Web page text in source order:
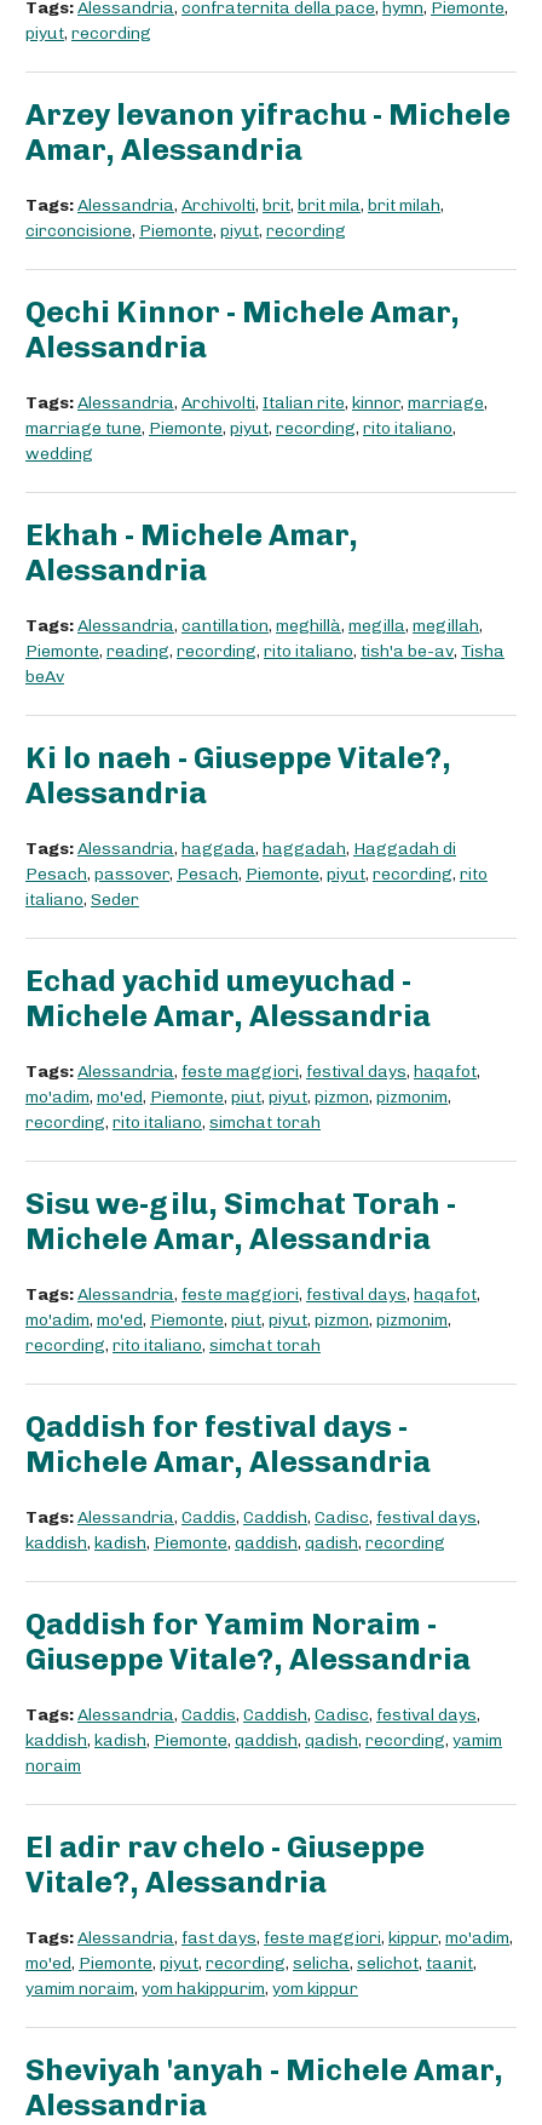
Tags:Alessandria, confraternita della pace, hymn, Piemonte,
piyut, recording
Arzey levanon yifrachu - Michele
Amar, Alessandria
Tags:Alessandria, Archivolti, brit, brit mila, brit milah,
circoncisione, Piemonte, piyut, recording
Qechi Kinnor - Michele Amar,
Alessandria
Tags:Alessandria, Archivolti, Italian rite, kinnor, marriage,
marriage tune, Piemonte, piyut, recording, rito italiano,
wedding
Ekhah - Michele Amar,
Alessandria
Tags:Alessandria, cantillation, meghillà, megilla, megillah,
Piemonte, reading, recording, rito italiano, tish'a be-av, Tisha
beAv
Ki lo naeh - Giuseppe Vitale?,
Alessandria
Tags:Alessandria, haggada, haggadah, Haggadah di
Pesach, passover, Pesach, Piemonte, piyut, recording, rito
italiano, Seder
Echad yachid umeyuchad -
Michele Amar, Alessandria
Tags:Alessandria, feste maggiori, festival days, haqafot,
mo'adim, mo'ed, Piemonte, piut, piyut, pizmon, pizmonim,
recording, rito italiano, simchat torah
Sisu we-gilu, Simchat Torah -
Michele Amar, Alessandria
Tags:Alessandria, feste maggiori, festival days, haqafot,
mo'adim, mo'ed, Piemonte, piut, piyut, pizmon, pizmonim,
recording, rito italiano, simchat torah
Qaddish for festival days -
Michele Amar, Alessandria
Tags:Alessandria, Caddis, Caddish, Cadisc, festival days,
kaddish, kadish, Piemonte, qaddish, qadish, recording
Qaddish for Yamim Noraim -
Giuseppe Vitale?, Alessandria
Tags:Alessandria, Caddis, Caddish, Cadisc, festival days,
kaddish, kadish, Piemonte, qaddish, qadish, recording, yamim
noraim
El adir rav chelo - Giuseppe
Vitale?, Alessandria
Tags:Alessandria, fast days, feste maggiori, kippur, mo'adim,
mo'ed, Piemonte, piyut, recording, selicha, selichot, taanit,
yamim noraim, yom hakippurim, yom kippur
Sheviyah 'anyah - Michele Amar,
Alessandria